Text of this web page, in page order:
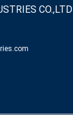
CO.,LTD